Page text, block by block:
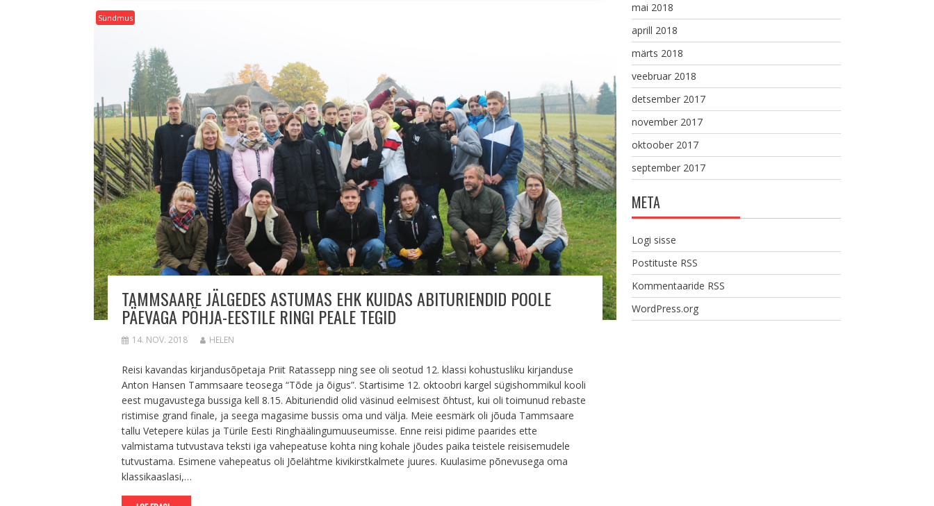
Sündmus
TAMMSAARE JÄLGEDES ASTUMAS EHK KUIDAS ABITURIENDID POOLE
PÄEVAGA PÕHJA-EESTILE RINGI PEALE TEGID
14. NOV. 2018 HELEN
Reisi kavandas kirjandusõpetaja Priit Ratassepp ning see oli seotud 12. klassi kohustusliku kirjanduse
Anton Hansen Tammsaare teosega “Tõde ja õigus”. Startisime 12. oktoobri kargel sügishommikul kooli
eest mugavustega bussiga kell 8.15. Abituriendid olid väsinud eelmisest õhtust, kui oli toimunud rebaste
ristimise grand finale, ja seega magasime bussis oma und välja. Meie eesmärk oli jõuda Tammsaare
tallu Vetepere külas ja Türile Eesti Ringhäälingumuuseumisse. Enne reisi pidime paarides ette
valmistama tutvustava teksti iga vahepeatuse kohta ning kohale jõudes paika teistele reisisemudele
tutvustama. Esimene vahepeatus oli Jõelähtme kivikirstkalmete juures. Kuulasime põnevusega oma
klassikaaslasi,…
mai 2018
aprill 2018
märts 2018
veebruar 2018
detsember 2017
november 2017
oktoober 2017
september 2017
META
Logi sisse
Postituste RSS
Kommentaaride RSS
WordPress.org